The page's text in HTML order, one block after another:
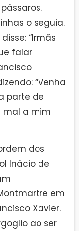
o seguia.
“Irmãs
falar
“Venha
parte de
mal a mim
dos
Inácio de
em
Xavier.
ao ser